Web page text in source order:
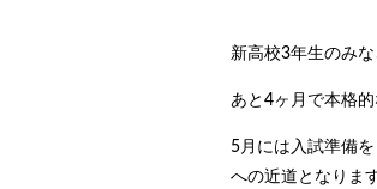
新高校3年生のみ
あと4ヶ月で本格的
5月には入試準備
への近道となります